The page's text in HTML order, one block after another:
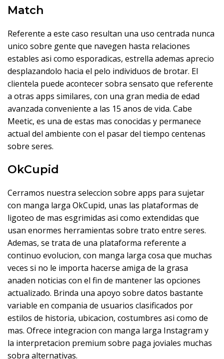
Match
Referente a este caso resultan una uso centrada nunca
unico sobre gente que navegen hasta relaciones
estables asi­ como esporadicas, estrella ademas aprecio
desplazandolo hacia el pelo individuos de brotar. El
clientela puede acontecer sobra sensato que referente
a otras apps similares, con una gran media de edad
avanzada conveniente a las 15 anos de vida. Cabe
Meetic, es una de estas mas conocidas y permanece
actual del ambiente con el pasar del tiempo centenas
sobre seres.
OkCupid
Cerramos nuestra seleccion sobre apps para sujetar
con manga larga OkCupid, unas las plataformas de
ligoteo de mas esgrimidas asi­ como extendidas que
usan enormes herramientas sobre trato entre seres.
Ademas, se trata de una plataforma referente a
continuo evolucion, con manga larga cosa que muchas
veces si no le importa hacerse amiga de la grasa
anaden noticias con el fin de mantener las opciones
actualizado. Brinda una apoyo sobre datos bastante
variable en compania de usuarios clasificados por
estilos de historia, ubicacion, costumbres asi­ como de
mas. Ofrece integracion con manga larga Instagram y
la interpretacion premium sobre paga joviales muchas
sobra alternativas.